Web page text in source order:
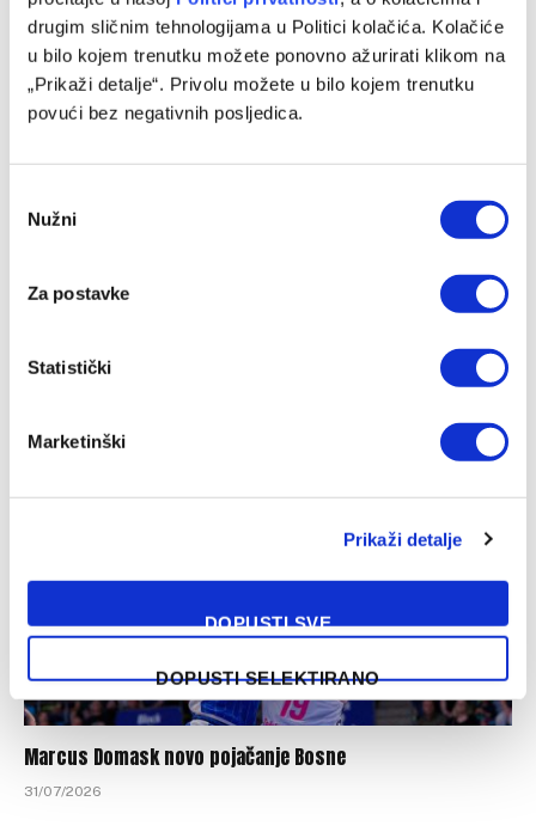
drugim sličnim tehnologijama u Politici kolačića. Kolačiće
u bilo kojem trenutku možete ponovno ažurirati klikom na
„Prikaži detalje“. Privolu možete u bilo kojem trenutku
povući bez negativnih posljedica.
Selection
Nužni
Za postavke
Statistički
Marketinški
Prikaži detalje
DOPUSTI SVE
DOPUSTI SELEKTIRANO
02/08/2026
James Banks novi član sarajevske Bosne
Marcus Domask novo pojačanje Bosne
31/07/2026